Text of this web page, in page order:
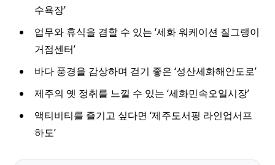
수욕장’
업무와 휴식을 겸할 수 있는 ‘세화 워케이션 질그랭이
거점센터’
바다 풍경을 감상하며 걷기 좋은 ‘성산세화해안도로’
제주의 옛 정취를 느낄 수 있는 ‘세화민속오일시장’
액티비티를 즐기고 싶다면 ‘제주도서핑 라인업서프
하도’